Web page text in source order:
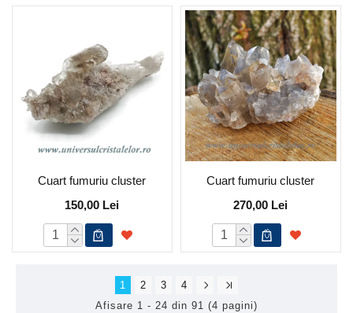
Cuart fumuriu cluster
150,00 Lei
Cuart fumuriu cluster
270,00 Lei
1 2 3
4
Afisare 1 - 24 din 91 (4 pagini)